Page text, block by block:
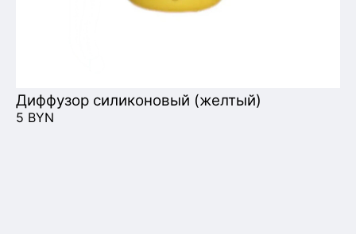
Диффузор силиконовый (желтый)
5 BYN